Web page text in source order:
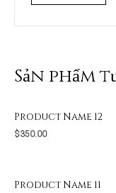
Sản phẩm
Product Name 12
$350.00
Product Name 11